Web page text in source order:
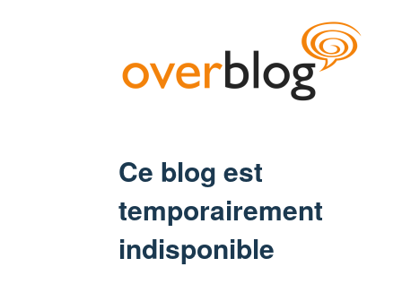
Ce blog est
temporairement
indisponible